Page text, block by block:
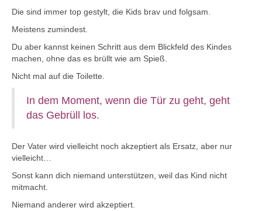
Die sind immer top gestylt, die Kids brav und folgsam.
Meistens zumindest.
Du aber kannst keinen Schritt aus dem Blickfeld des Kindes
machen, ohne das es brüllt wie am Spieß.
Nicht mal auf die Toilette.
In dem Moment, wenn die Tür zu geht, geht
das Gebrüll los.
Der Vater wird vielleicht noch akzeptiert als Ersatz, aber nur
vielleicht…
Sonst kann dich niemand unterstützen, weil das Kind nicht
mitmacht.
Niemand anderer wird akzeptiert.